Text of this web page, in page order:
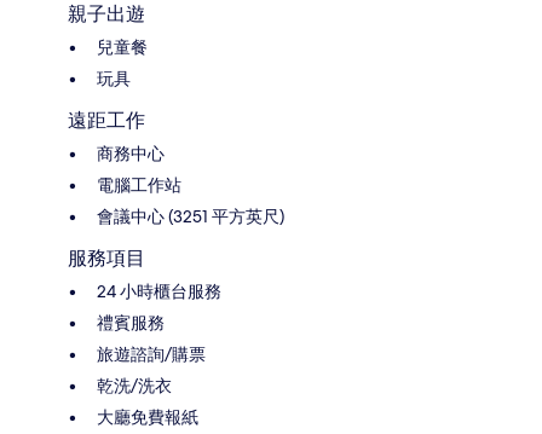
親子出遊
兒童餐
玩具
遠距工作
商務中心
電腦工作站
會議中心 (3251 平方英尺)
服務項目
24 小時櫃台服務
禮賓服務
旅遊諮詢/購票
乾洗/洗衣
大廳免費報紙